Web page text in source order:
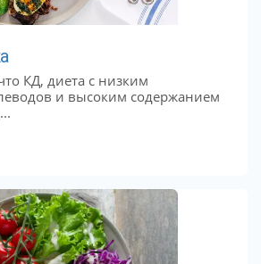
КД, диета с низким
и высоким содержанием